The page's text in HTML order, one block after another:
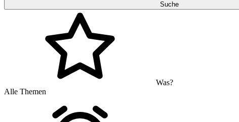
Suche
Was?
Alle Themen